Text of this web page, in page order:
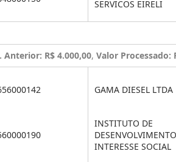
SERVICOS EIRELI
Anterior: R$ 4.000,00, Valor Processado:
GAMA DIESEL LTDA
INSTITUTO DE
INTERESSE SOCIAL